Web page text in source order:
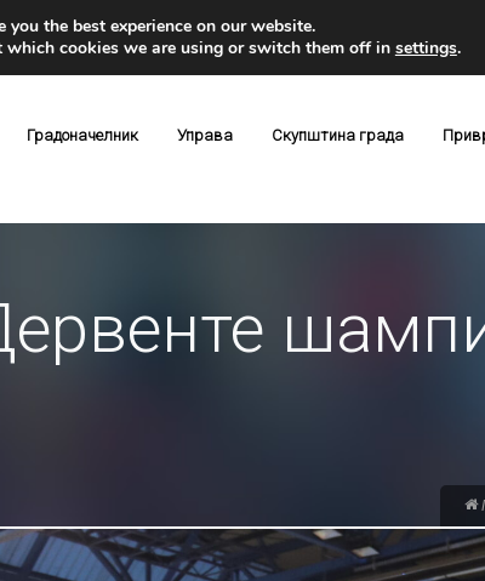
Градоначелник Управа Скупштина града
the best experience on our website.
which cookies we are using or switch them off in settings.